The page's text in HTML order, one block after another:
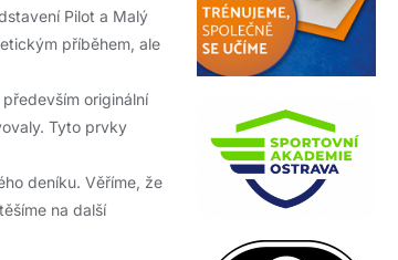
Pilot a Malý
příběhem, ale
originální
Tyto prvky
deníku. Věříme, že
na další